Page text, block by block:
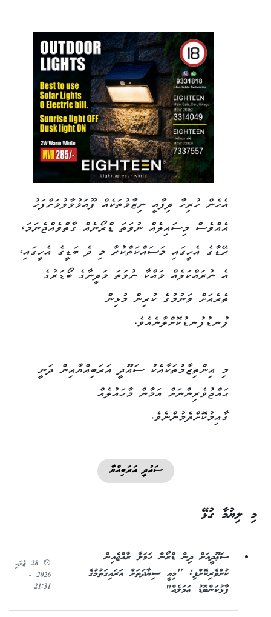
އެހެން ހުރިހާ ދިފާއީ ނިޒާމުތަކެއް ފޫއަޅުވާލުމަށްފަހު
އެއްވެސް މިސައިލެއް ނުވަތަ ޑްރޯނެއް ގާތްވެއްޖެނަމަ،
ރޭޑާގެ އެހީގައި މަސައްކަތްކުރާ މި ދެ ބަޑީގެ އެހީގައި،
އެ ނުރައްކަލެއް މައްކާ ނުވަތަ މަދީނާގެ ބޯޑަރުގެ
ތެރެއަށް ވަނުމުގެ ކުރިން މުޅިން
ފުނޑުފުނޑުކޮށްލާނެއެވެ.
މި އިންތިޒާމުތަކާއެކު ސައޫދީ އަރަބިއްޔާއިން ދަނީ
ޙައްޖުވެރިންނަށް އަމާން މާހައުލެއް
ގާއިމުކޮށްދެމުންނެވެ.
ސައުދީ އަރަބިއްޔާ
މި ލިޔުމާ ގުޅޭ
ސަޢޫދީއަށް ދިން ޑްރޯން ހަމަލާ ރާއްޖެއިން
ކުށްވެރިކޮށްފި: "މިއީ ސިޔާދަތަށް އަރައިގަތުމުގެ
ފާޅުކަންބޮޑު ޢަމަލެއް"
28 ޖުލައި
2026 -
21:31